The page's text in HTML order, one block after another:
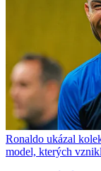
Ronaldo ukázal
model, kterých